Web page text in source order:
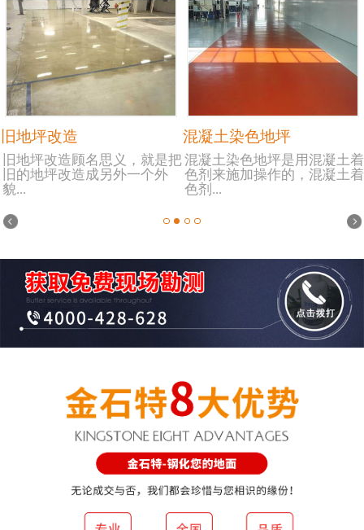
旧地坪改造
旧地坪改造顾名思义，就是把
旧的地坪改造成另外一个外
貌...
混凝土染色地坪
混凝土染色地坪是用混凝土着
色剂来施加操作的，混凝土着
色剂...